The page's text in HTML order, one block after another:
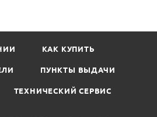
КАК КУПИТЬ
ПУНКТЫ ВЫДАЧИ
ТЕХНИЧЕСКИЙ СЕРВИС